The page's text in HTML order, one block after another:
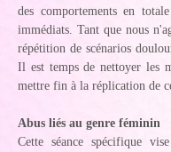
des comportements en
immédiats. Tant que nous
répétition de scénarios
Il est temps de nettoyer les
mettre fin à la réplication de
Abus liés au genre féminin
Cette séance spécifique